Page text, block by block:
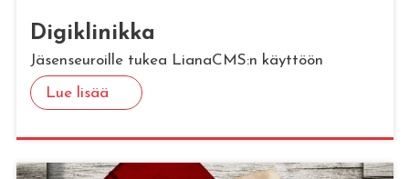
Di­gikli­nik­ka
Jäsenseuroille tukea LianaCMS:n käyttöön
Lue lisää